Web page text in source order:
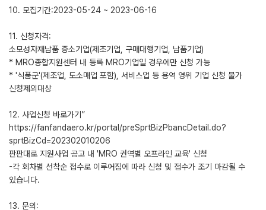
10. 모집기간:2023-05-24 ~ 2023-06-16
11. 신청자격:
소모성자재납품 중소기업(제조기업, 구매대행기업, 납품기업)
* MRO종합지원센터 내 등록 MRO기업일 경우에만 신청 가능
* '식품군'(제조업, 도소매업 포함), 서비스업 등 용역 영위 기업 신청 불가
신청제외대상
12. 사업신청 바로가기”
https://fanfandaero.kr/portal/preSprtBizPbancDetail.do?
sprtBizCd=202302010206
판판대로 지원사업 공고 내 'MRO 권역별 오프라인 교육' 신청
-각 회차별 선착순 접수로 이루어짐에 따라 신청 및 접수가 조기 마감될 수
있습니다.
13. 문의: